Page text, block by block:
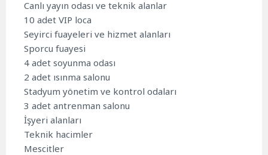
Canlı yayın odası ve teknik alanlar
10 adet VIP loca
Seyirci fuayeleri ve hizmet alanları
Sporcu fuayesi
4 adet soyunma odası
2 adet ısınma salonu
Stadyum yönetim ve kontrol odaları
3 adet antrenman salonu
İşyeri alanları
Teknik hacimler
Mescitler